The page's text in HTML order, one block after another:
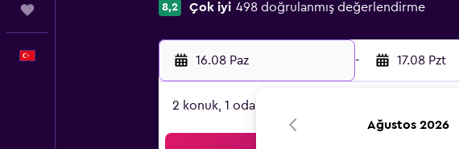
8,2 Çok iyi 498 doğrulanmış değerlendirme
16.08 Paz - 17.08 Pzt
2 konuk, 1 oda
Ağustos 2026